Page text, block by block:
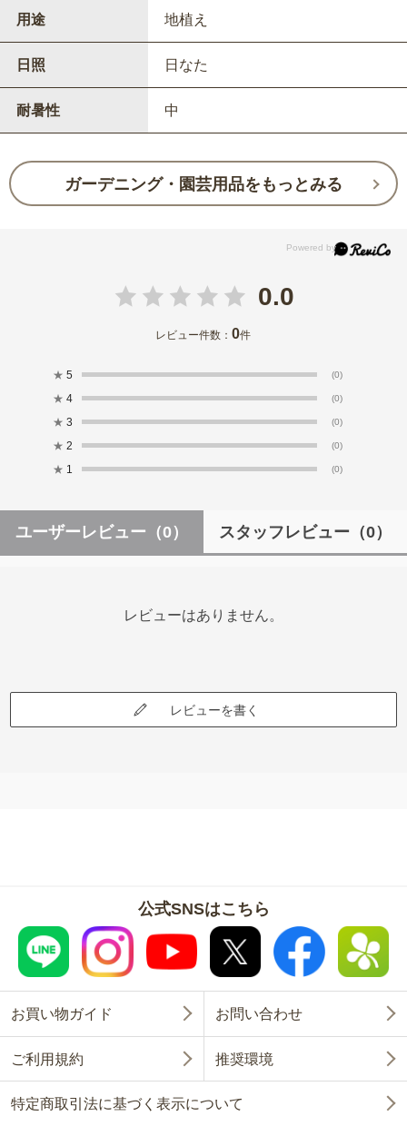
用途 地植え
日照 日なた
耐暑性 中
ガーデニング・園芸用品をもっとみる
0.0
レビュー件数：0件
★ 5 (0)
★ 4 (0)
★ 3 (0)
★ 2 (0)
★ 1 (0)
ユーザーレビュー （0） スタッフレビュー （0）
レビューはありません。
レビューを書く
公式SNSはこちら
お買い物ガイド お問い合わせ
ご利用規約 推奨環境
特定商取引法に基づく表示について